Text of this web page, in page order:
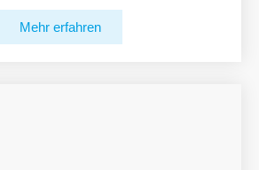
Mehr erfahren